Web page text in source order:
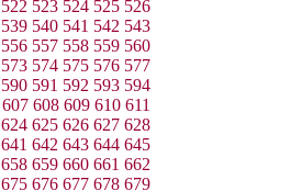
522 523 524 525 526
539 540 541 542 543
556 557 558 559 560
573 574 575 576 577
590 591 592 593 594
607 608 609 610 611
624 625 626 627 628
641 642 643 644 645
658 659 660 661 662
675 676 677 678 679